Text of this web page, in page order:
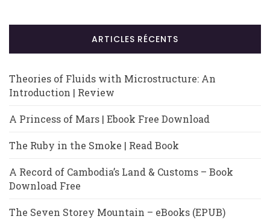
ARTICLES RÉCENTS
Theories of Fluids with Microstructure: An
Introduction | Review
A Princess of Mars | Ebook Free Download
The Ruby in the Smoke | Read Book
A Record of Cambodia’s Land & Customs – Book
Download Free
The Seven Storey Mountain – eBooks (EPUB)